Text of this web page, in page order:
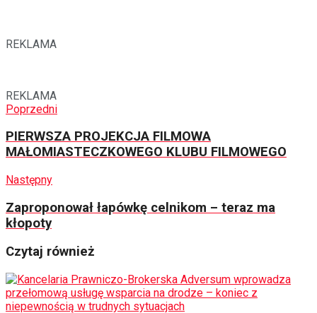
REKLAMA
REKLAMA
Poprzedni
PIERWSZA PROJEKCJA FILMOWA
MAŁOMIASTECZKOWEGO KLUBU FILMOWEGO
Następny
Zaproponował łapówkę celnikom – teraz ma
kłopoty
Czytaj również